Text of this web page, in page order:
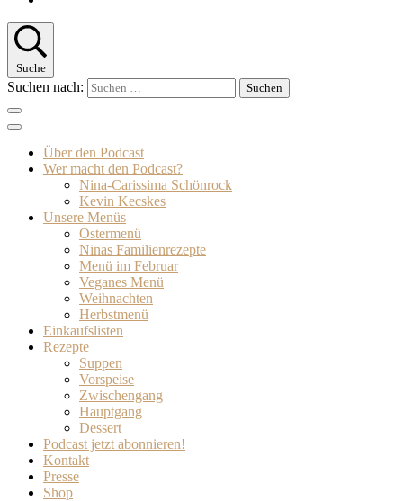
Suche
Suchen nach:
Über den Podcast
Wer macht den Podcast?
Nina-Carissima Schönrock
Kevin Kecskes
Unsere Menüs
Ostermenü
Ninas Familienrezepte
Menü im Februar
Veganes Menü
Weihnachten
Herbstmenü
Einkaufslisten
Rezepte
Suppen
Vorspeise
Zwischengang
Hauptgang
Dessert
Podcast jetzt abonnieren!
Kontakt
Presse
Shop